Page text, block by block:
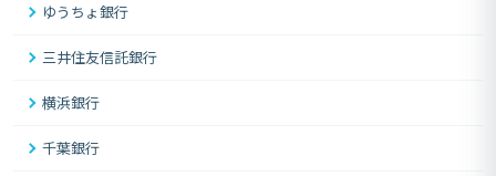
ゆうちょ銀行
三井住友信託銀行
横浜銀行
千葉銀行